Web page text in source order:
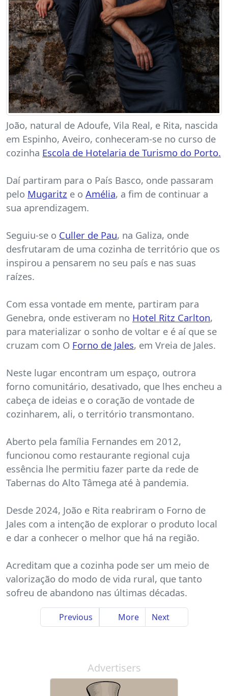
João, natural de Adoufe, Vila Real, e Rita, nascida
em Espinho, Aveiro, conheceram-se no curso de
cozinha Escola de Hotelaria de Turismo do Porto.
Daí partiram para o País Basco, onde passaram
pelo Mugaritz e o Amélia, a fim de continuar a
sua aprendizagem.
Seguiu-se o Culler de Pau, na Galiza, onde
desfrutaram de uma cozinha de território que os
inspirou a pensarem no seu país e nas suas
raízes.
Com essa vontade em mente, partiram para
Genebra, onde estiveram no Hotel Ritz Carlton,
para materializar o sonho de voltar e é aí que se
cruzam com O Forno de Jales, em Vreia de Jales.
Neste lugar encontram um espaço, outrora
forno comunitário, desativado, que lhes encheu a
cabeça de ideias e o coração de vontade de
cozinharem, ali, o território transmontano.
Aberto pela família Fernandes em 2012,
funcionou como restaurante regional cuja
essência lhe permitiu fazer parte da rede de
Tabernas do Alto Tâmega até à pandemia.
Desde 2024, João e Rita reabriram o Forno de
Jales com a intenção de explorar o produto local
e dar a conhecer o melhor que há na região.
Acreditam que a cozinha pode ser um meio de
valorização do modo de vida rural, que tanto
sofreu de abandono nas últimas décadas.
Previous More Next
Advertisers